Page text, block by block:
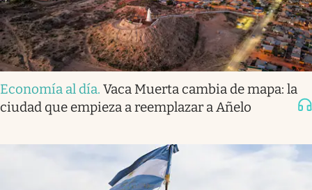
Economía al día. Vaca Muerta cambia de mapa: la
ciudad que empieza a reemplazar a Añelo